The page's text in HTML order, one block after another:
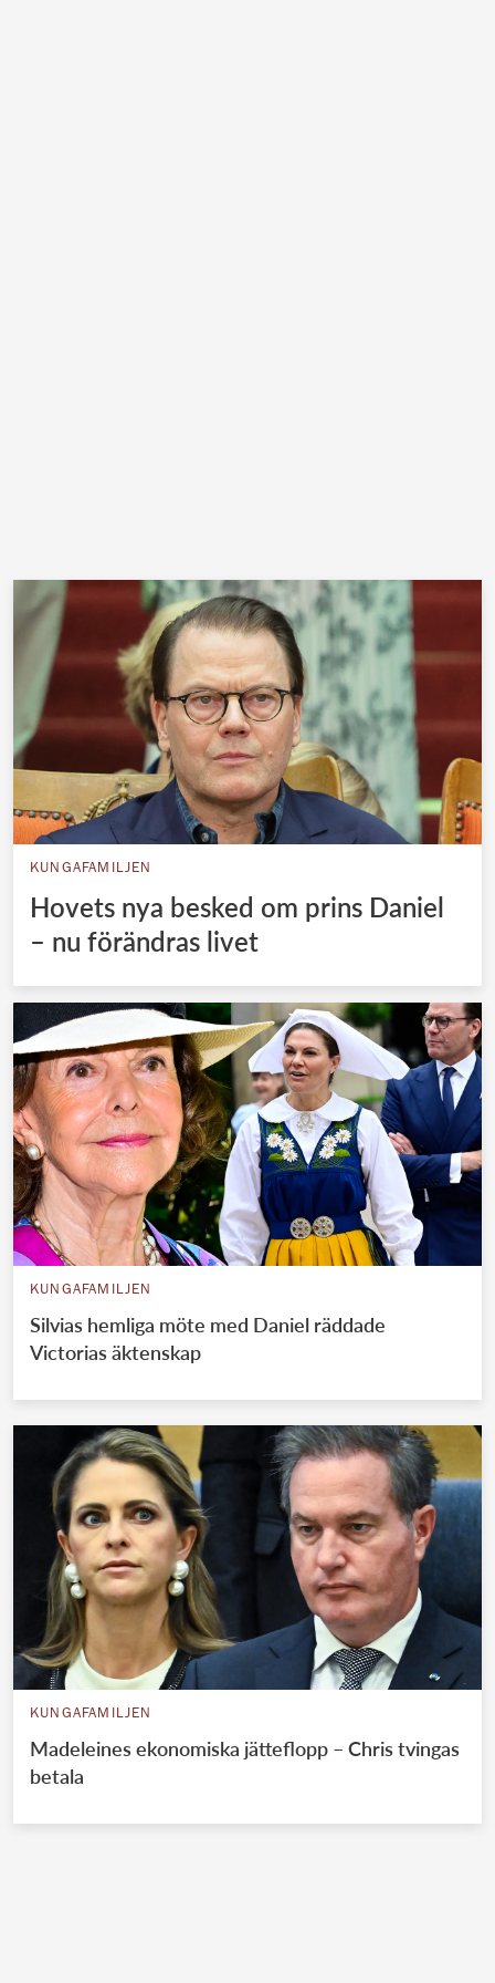
KUNGAFAMILJEN
Hovets nya besked om prins Daniel
– nu förändras livet
KUNGAFAMILJEN
Silvias hemliga möte med Daniel räddade
Victorias äktenskap
KUNGAFAMILJEN
Madeleines ekonomiska jätteflopp – Chris tvingas
betala